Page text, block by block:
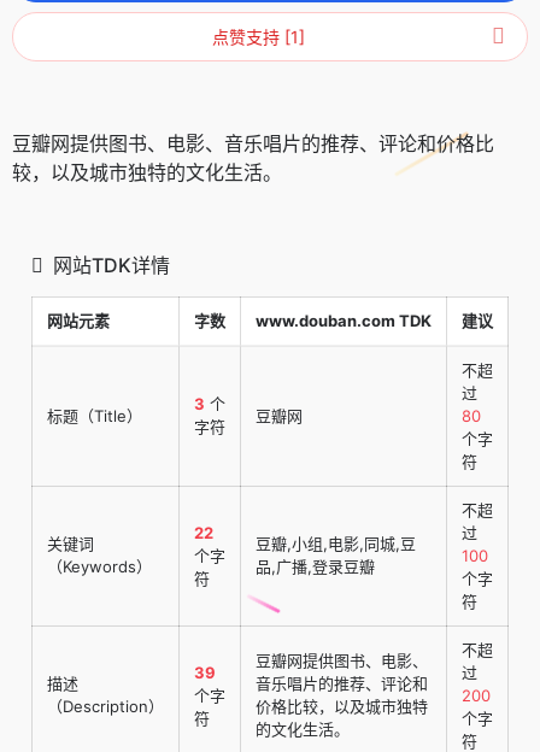
点赞支持 [1]
豆瓣网提供图书、电影、音乐唱片的推荐、评论和价格比
较，以及城市独特的文化生活。
网站TDK详情
网站元素 字数 www.douban.com TDK 建议
标题（Title）
3 个
字符
豆瓣网
不超
过
80
个字
符
关键词
（Keywords）
22
个字
符
豆瓣,小组,电影,同城,豆
品,广播,登录豆瓣
不超
过
100
个字
符
描述
（Description）
39
个字
符
豆瓣网提供图书、电影、
音乐唱片的推荐、评论和
价格比较，以及城市独特
的文化生活。
不超
过
200
个字
符